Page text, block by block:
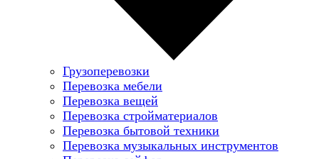
Грузоперевозки
Перевозка мебели
Перевозка вещей
Перевозка стройматериалов
Перевозка бытовой техники
Перевозка музыкальных инструментов